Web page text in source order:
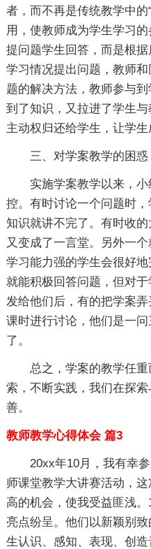
者，而不再是传统教学中的
用，使教师成为学生学习
提问题学生回答，而是根
学习情况提出问题，教师
题的解决方法，教师参与
到了知识，又拉进了学生
主动权归还给学生，让学生
三、对学案教学的困惑
实施学案教学以来，
控。有时讨论一个问题时
知识就讲不完了。有时收
又变成了一言堂。另外一
学习能力强的学生会很好
就能积极回答问题，但对
发给他们后，有的把学案
课时进行讨论，他们是一
了。
总之，学案的教学任
索，不断实践，我们在探
善。
教师教学心得体会 篇3
20xx年10月，我有幸
师课堂教学大讲赛活动，
高的机会，使我受益匪浅
亮点纷呈。他们以新颖别
生认识、感知、表现、创